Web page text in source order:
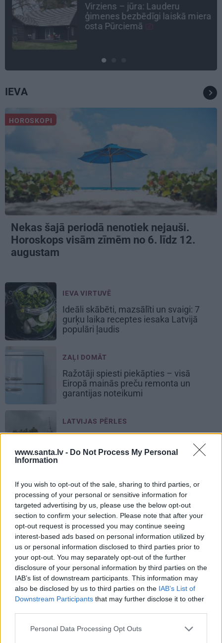
www.santa.lv - Do Not Process My Personal
Information
If you wish to opt-out of the sale, sharing to third parties, or
processing of your personal or sensitive information for
targeted advertising by us, please use the below opt-out
section to confirm your selection. Please note that after your
opt-out request is processed you may continue seeing
interest-based ads based on personal information utilized by
us or personal information disclosed to third parties prior to
your opt-out. You may separately opt-out of the further
disclosure of your personal information by third parties on the
IAB’s list of downstream participants. This information may
also be disclosed by us to third parties on the IAB’s List of
Downstream Participants that may further disclose it to other
Personal Data Processing Opt Outs
Virziens – jūra: Lauderu
ģimenes bezbēdīgi laiskā miera
osta Pūrciemā
IEVA
HOROSKOPI
Nekas šajā periodā nenotiek nejauši.
Horoskops visām zīmēm no 6. līdz 12.
augustam
IEVA VIRTUVĒ
Ideāli skābēti, mazsālīti un svaigi: 7
gurķu laika receptes iesaka Latvijā
populāri ļaudis
ZAĻI DOMĀT
Ražotāji spiesti piekāpties – visā
Eiropā mainās preču remonta un
garantijas noteikumi
LATVIJAS PĒRLES
FOTO: Klostera dzīves noslēpumi –
ielūkojamies Viļānu Svētā Alberta
Lielā klostera tēvu ikdienā
PRIVĀTĀ DZĪVE
ZIŅAS